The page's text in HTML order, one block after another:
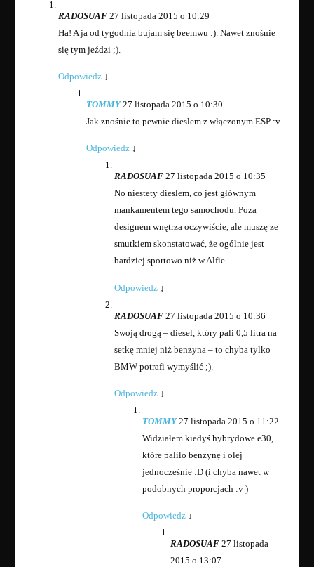
RADOSUAF 27 listopada 2015 o 10:29
Ha! A ja od tygodnia bujam się beemwu :). Nawet znośnie
się tym jeździ ;).
Odpowiedz ↓
TOMMY 27 listopada 2015 o 10:30
Jak znośnie to pewnie dieslem z włączonym ESP :v
Odpowiedz ↓
RADOSUAF 27 listopada 2015 o 10:35
No niestety dieslem, co jest głównym
mankamentem tego samochodu. Poza
designem wnętrza oczywiście, ale muszę ze
smutkiem skonstatować, że ogólnie jest
bardziej sportowo niż w Alfie.
Odpowiedz ↓
RADOSUAF 27 listopada 2015 o 10:36
Swoją drogą – diesel, który pali 0,5 litra na
setkę mniej niż benzyna – to chyba tylko
BMW potrafi wymyślić ;).
Odpowiedz ↓
TOMMY 27 listopada 2015 o 11:22
Widziałem kiedyś hybrydowe e30,
które paliło benzynę i olej
jednocześnie :D (i chyba nawet w
podobnych proporcjach :v )
Odpowiedz ↓
RADOSUAF 27 listopada
2015 o 13:07